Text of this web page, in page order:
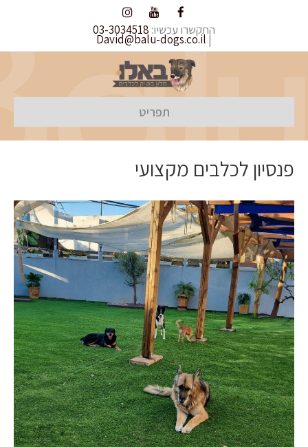
התקשרו עכשיו: 03-3034518
|
David@balu-dogs.co.il
תפריט
פנסיון לכלבים מקצועי